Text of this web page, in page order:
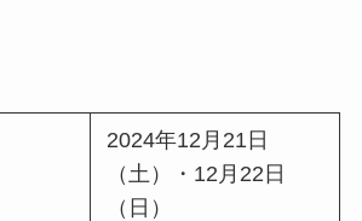
2024年12月21日
（土）・12月22日
（日）